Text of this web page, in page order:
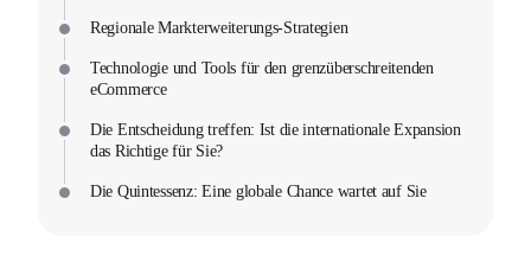
Regionale Markterweiterungs-Strategien
Technologie und Tools für den grenzüberschreitenden
eCommerce
Die Entscheidung treffen: Ist die internationale Expansion
das Richtige für Sie?
Die Quintessenz: Eine globale Chance wartet auf Sie